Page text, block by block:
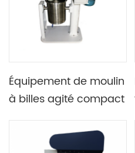
Équipement de moulin
à billes agité compact